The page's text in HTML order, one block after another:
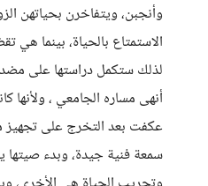
وأنجبن، ويتفاخرن بحياتهن
الاستمتاع بالحياة، بينما هي
لذلك ستكمل دراستها على
أنهى مساره الجامعي ، ولأنها
عكفت بعد التخرج على تجهيز
سمعة فنية جيدة، وبدء صيتها